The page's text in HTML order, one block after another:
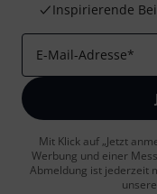
Inspirierende
E-Mail-Adresse*
Mit Klick auf „Jetzt
Werbung und einer
Abmeldung ist jederzeit